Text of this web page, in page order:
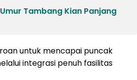
Tambang Kian Panjang
untuk mencapai puncak
integrasi penuh fasilitas